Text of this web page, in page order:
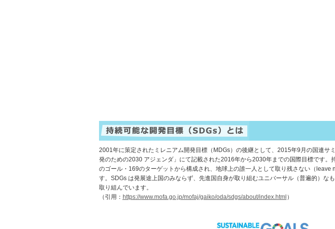
2001年に策定されたミレニアム開発目標（MDGs）の後継として、2015年9月の国連サ
発のための2030 アジェンダ」にて記載された2016年から2030年までの国際目標です。
のゴール・169のターゲットから構成され、地球上の誰一人として取り残さない（leave
す。SDGs は発展途上国のみならず、先進国自身が取り組むユニバーサル（普遍的）な
取り組んでいます。
（引用： https://www.mofa.go.jp/mofaj/gaiko/oda/sdgs/about/index.html ）